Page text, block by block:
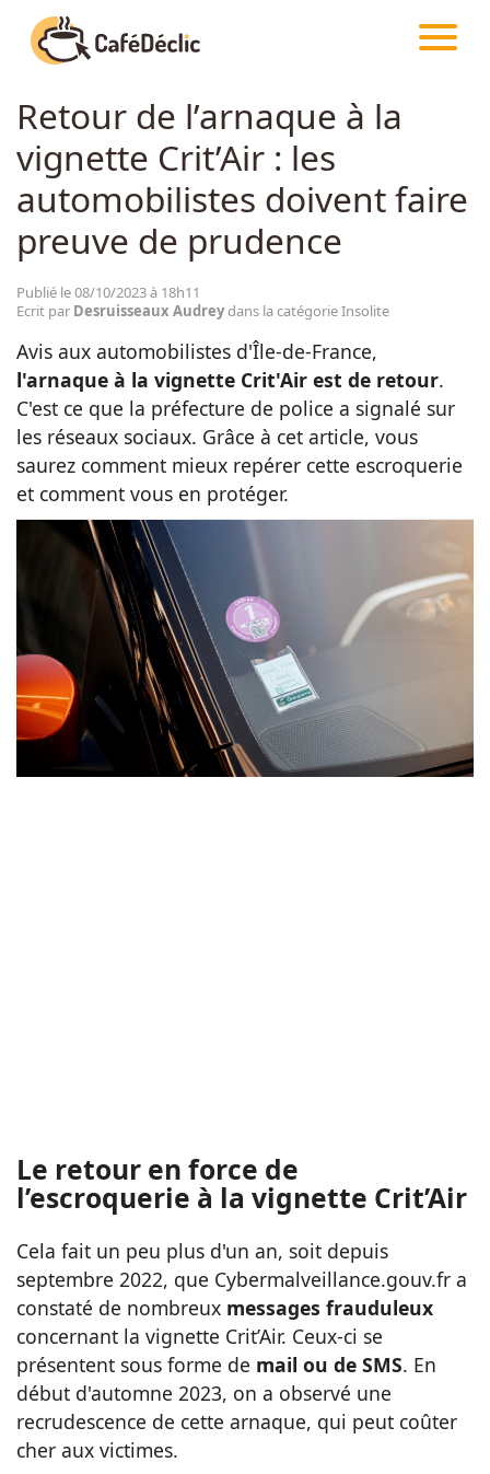
Créativité
Food
Divertissement
Insolite
Emotion
Animaux
Famille
Santé
CAFÉDÉCLIC ARTICLES INSOLITE
Retour de l’arnaque à la
vignette Crit’Air : les
automobilistes doivent faire
preuve de prudence
Publié le 08/10/2023 à 18h11
Ecrit par Desruisseaux Audreydans la catégorie Insolite
Avis aux automobilistes d'Île-de-France,
l'arnaque à la vignette Crit'Air est de retour.
C'est ce que la préfecture de police a signalé sur
les réseaux sociaux. Grâce à cet article, vous
saurez comment mieux repérer cette escroquerie
et comment vous en protéger.
Le retour en force de
l’escroquerie à la vignette Crit’Air
Cela fait un peu plus d'un an, soit depuis
septembre 2022, que Cybermalveillance.gouv.fr a
constaté de nombreux messages frauduleux
concernant la vignette Crit’Air. Ceux-ci se
présentent sous forme de mail ou de SMS. En
début d'automne 2023, on a observé une
recrudescence de cette arnaque, qui peut coûter
cher aux victimes.